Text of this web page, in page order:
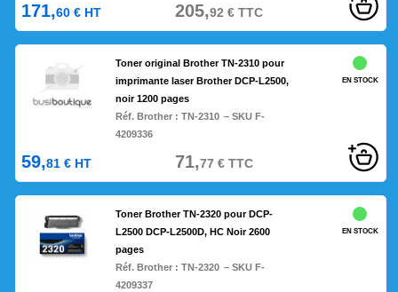
171,60 € HT 205,92 €TTC
Toner original Brother TN-2310 pour
imprimante laser Brother DCP-L2500,
noir 1200 pages
Réf. Brother :TN-2310 – SKU F-
4209336
EN STOCK
59,81 € HT 71,77 €TTC
Toner Brother TN-2320 pour DCP-
L2500 DCP-L2500D, HC Noir 2600
pages
Réf. Brother :TN-2320 – SKU F-
4209337
EN STOCK